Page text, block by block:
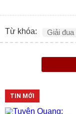
Từ khóa: Giải
TIN MỚI